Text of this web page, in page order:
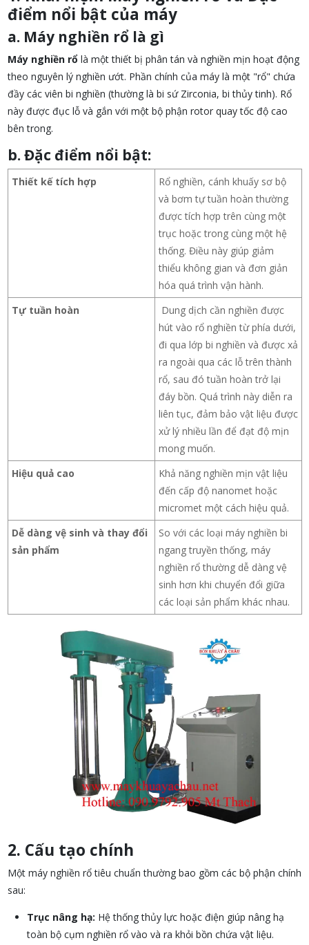
điểm nổi bật của máy
a. Máy nghiền rổ là gì
Máy nghiền rổlà một thiết bị phân tán và nghiền mịn hoạt động
theo nguyên lý nghiền ướt. Phần chính của máy là một "rổ" chứa
đầy các viên bi nghiền (thường là bi sứ Zirconia, bi thủy tinh). Rổ
này được đục lỗ và gắn với một bộ phận rotor quay tốc độ cao
bên trong.
b. Đặc điểm nổi bật:
Thiết kế tích hợp
Rổ nghiền, cánh khuấy sơ bộ
và bơm tự tuần hoàn thường
được tích hợp trên cùng một
trục hoặc trong cùng một hệ
thống. Điều này giúp giảm
thiểu không gian và đơn giản
hóa quá trình vận hành.
Tự tuần hoàn
Dung dịch cần nghiền được
hút vào rổ nghiền từ phía dưới,
đi qua lớp bi nghiền và được xả
ra ngoài qua các lỗ trên thành
rổ, sau đó tuần hoàn trở lại
đáy bồn. Quá trình này diễn ra
liên tục, đảm bảo vật liệu được
xử lý nhiều lần để đạt độ mịn
mong muốn.
Hiệu quả cao
Khả năng nghiền mịn vật liệu
đến cấp độ nanomet hoặc
micromet một cách hiệu quả.
Dễ dàng vệ sinh và thay đổi
sản phẩm
So với các loại máy nghiền bi
ngang truyền thống, máy
nghiền rổ thường dễ dàng vệ
sinh hơn khi chuyển đổi giữa
các loại sản phẩm khác nhau.
2. Cấu tạo chính
Một máy nghiền rổ tiêu chuẩn thường bao gồm các bộ phận chính
sau:
Trục nâng hạ: Hệ thống thủy lực hoặc điện giúp nâng hạ
toàn bộ cụm nghiền rổ vào và ra khỏi bồn chứa vật liệu.